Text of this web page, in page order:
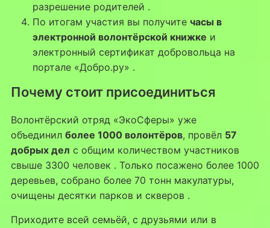
разрешение родителей .
По итогам участия вы получите часы в
электронной волонтёрской книжке и
электронный сертификат добровольца на
портале «Добро.ру» .
Почему стоит присоединиться
Волонтёрский отряд «ЭкоСферы» уже
объединил более 1000 волонтёров, провёл 57
добрых дел с общим количеством участников
свыше 3300 человек . Только посажено более 1000
деревьев, собрано более 70 тонн макулатуры,
очищены десятки парков и скверов .
Приходите всей семьёй, с друзьями или в